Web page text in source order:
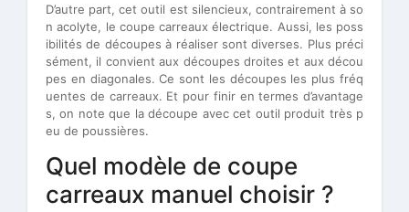
D’autre part, cet outil est silencieux, contrairement à so
n acolyte, le coupe carreaux électrique. Aussi, les poss
ibilités de découpes à réaliser sont diverses. Plus préci
sément, il convient aux découpes droites et aux décou
pes en diagonales. Ce sont les découpes les plus fréq
uentes de carreaux. Et pour finir en termes d’avantage
s, on note que la découpe avec cet outil produit très p
eu de poussières.
Quel modèle de coupe
carreaux manuel choisir ?